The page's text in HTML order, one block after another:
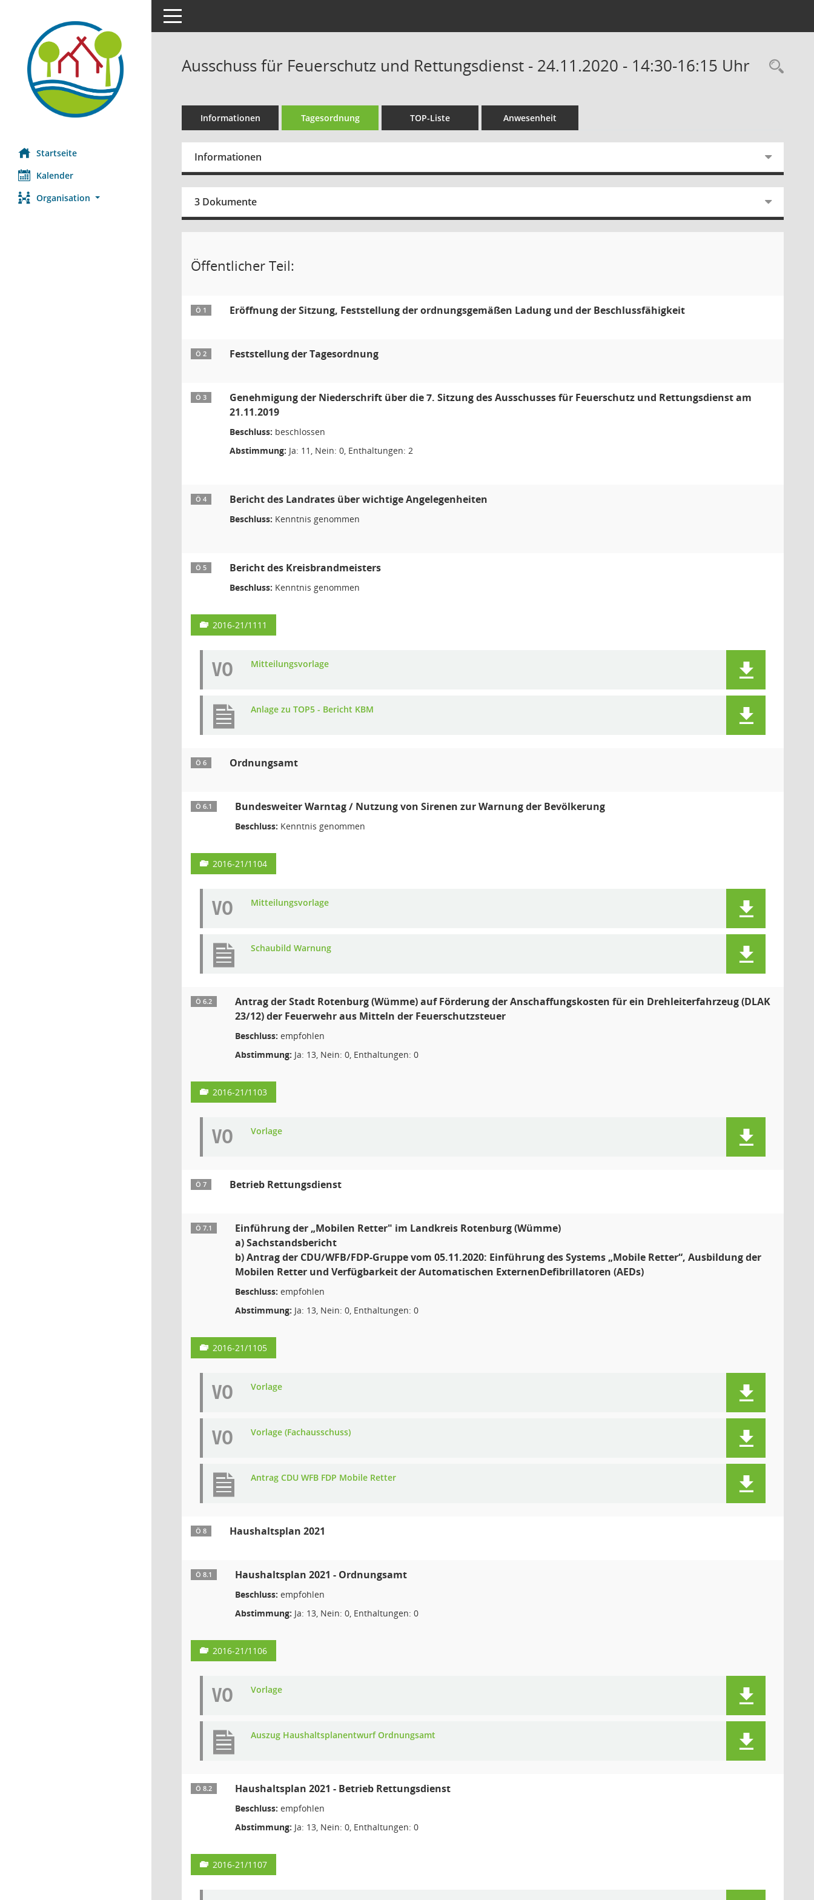
Startseite
Kalender
Organisation
Toggle navigation
Ausschuss für Feuerschutz und Rettungsdienst - 24.11.2020 - 14:30-16:15 Uhr
Informationen Tagesordnung TOP-Liste Anwesenheit
Informationen
3 Dokumente
Öffentlicher Teil:
Ö 1 Eröffnung der Sitzung, Feststellung der ordnungsgemäßen Ladung und der Beschlussfähigkeit
Ö 2 Feststellung der Tagesordnung
Ö 3
Genehmigung der Niederschrift über die 7. Sitzung des Ausschusses für Feuerschutz und Rettungsdienst am
21.11.2019
Beschluss: beschlossen
Abstimmung: Ja: 11, Nein: 0, Enthaltungen: 2
Ö 4 Bericht des Landrates über wichtige Angelegenheiten
Beschluss: Kenntnis genommen
Ö 5 Bericht des Kreisbrandmeisters
Beschluss: Kenntnis genommen
2016-21/1111
VO Mitteilungsvorlage
Anlage zu TOP5 - Bericht KBM
Ö 6 Ordnungsamt
Ö 6.1 Bundesweiter Warntag / Nutzung von Sirenen zur Warnung der Bevölkerung
Beschluss: Kenntnis genommen
2016-21/1104
VO Mitteilungsvorlage
Schaubild Warnung
Ö 6.2
Antrag der Stadt Rotenburg (Wümme) auf Förderung der Anschaffungskosten für ein Drehleiterfahrzeug (DLAK
23/12) der Feuerwehr aus Mitteln der Feuerschutzsteuer
Beschluss: empfohlen
Abstimmung: Ja: 13, Nein: 0, Enthaltungen: 0
2016-21/1103
VO Vorlage
Ö 7 Betrieb Rettungsdienst
Ö 7.1
Einführung der „Mobilen Retter" im Landkreis Rotenburg (Wümme)
a) Sachstandsbericht
b) Antrag der CDU/WFB/FDP-Gruppe vom 05.11.2020: Einführung des Systems „Mobile Retter“, Ausbildung der
Mobilen Retter und Verfügbarkeit der Automatischen ExternenDefibrillatoren (AEDs)
Beschluss: empfohlen
Abstimmung: Ja: 13, Nein: 0, Enthaltungen: 0
2016-21/1105
VO Vorlage
VO Vorlage (Fachausschuss)
Antrag CDU WFB FDP Mobile Retter
Ö 8 Haushaltsplan 2021
Ö 8.1 Haushaltsplan 2021 - Ordnungsamt
Beschluss: empfohlen
Abstimmung: Ja: 13, Nein: 0, Enthaltungen: 0
2016-21/1106
VO Vorlage
Auszug Haushaltsplanentwurf Ordnungsamt
Ö 8.2 Haushaltsplan 2021 - Betrieb Rettungsdienst
Beschluss: empfohlen
Abstimmung: Ja: 13, Nein: 0, Enthaltungen: 0
2016-21/1107